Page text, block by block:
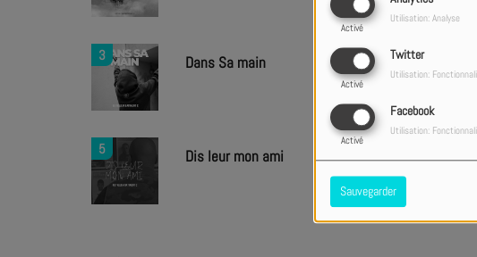
Activé
Utilisation: Analyse
Twitter
Activé
Utilisation:
Facebook
Activé
Utilisation:
Sauvegarder
3 Dans Sa main
5 Dis leur mon ami